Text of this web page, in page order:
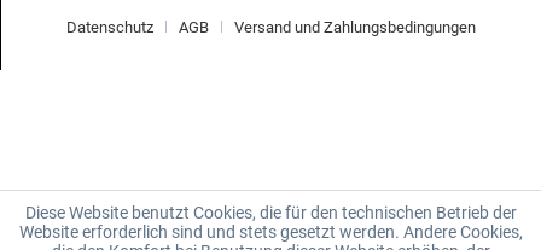
Datenschutz AGB Versand und Zahlungsbedingungen
Diese Website benutzt Cookies, die für den technischen Betrieb der
Website erforderlich sind und stets gesetzt werden. Andere Cookies,